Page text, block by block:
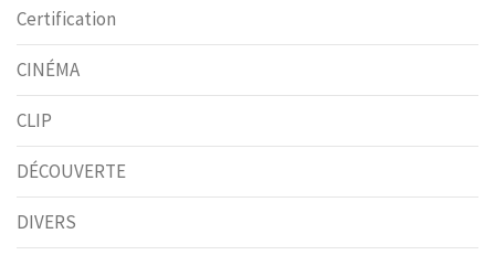
Certification
CINÉMA
CLIP
DÉCOUVERTE
DIVERS